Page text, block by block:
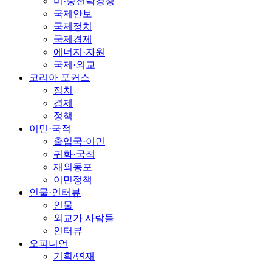
국제안보
국제정치
국제경제
에너지·자원
국제·외교
코리아 포커스
정치
경제
정책
이민·국적
출입국·이민
귀화·국적
재외동포
이민정책
인물·인터뷰
인물
외교가 사람들
인터뷰
오피니언
기획/연재